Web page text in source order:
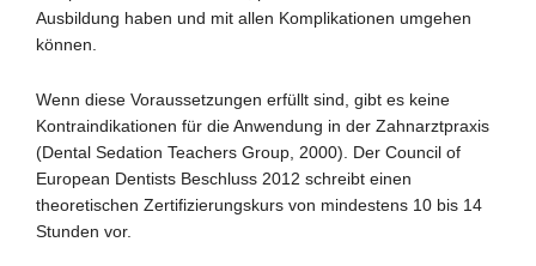
Ausbildung haben und mit allen Komplikationen umgehen
können.
Wenn diese Voraussetzungen erfüllt sind, gibt es keine
Kontraindikationen für die Anwendung in der Zahnarztpraxis
(Dental Sedation Teachers Group, 2000). Der Council of
European Dentists Beschluss 2012 schreibt einen
theoretischen Zertifizierungskurs von mindestens 10 bis 14
Stunden vor.